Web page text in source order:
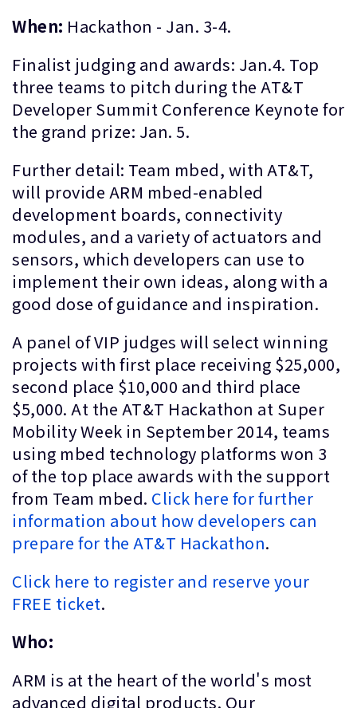
When: Hackathon - Jan. 3-4.
Finalist judging and awards: Jan.4. Top
three teams to pitch during the AT&T
Developer Summit Conference Keynote for
the grand prize: Jan. 5.
Further detail: Team mbed, with AT&T,
will provide ARM mbed-enabled
development boards, connectivity
modules, and a variety of actuators and
sensors, which developers can use to
implement their own ideas, along with a
good dose of guidance and inspiration.
A panel of VIP judges will select winning
projects with first place receiving $25,000,
second place $10,000 and third place
$5,000. At the AT&T Hackathon at Super
Mobility Week in September 2014, teams
using mbed technology platforms won 3
of the top place awards with the support
from Team mbed. Click here for further
information about how developers can
prepare for the AT&T Hackathon.
Click here to register and reserve your
FREE ticket.
Who:
ARM is at the heart of the world's most
advanced digital products. Our